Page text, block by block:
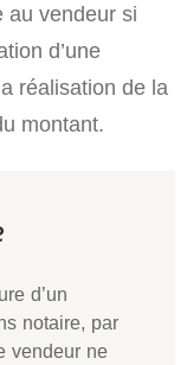
au vendeur si
d’une
réalisation de la
montant.
d’un
notaire, par
vendeur ne